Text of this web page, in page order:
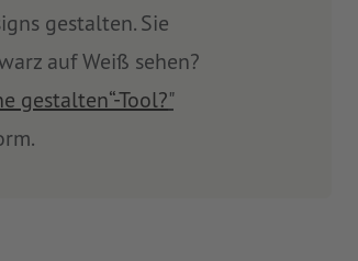
gestalten. Sie
auf Weiß sehen?
gestalten“-Tool?"